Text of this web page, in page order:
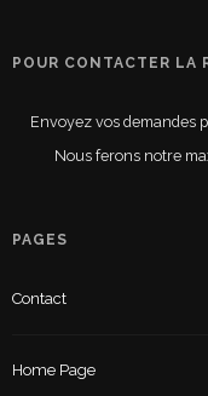
POUR CONTACTER LA
Envoyez vos demandes
Nous ferons notre
PAGES
Contact
Home Page